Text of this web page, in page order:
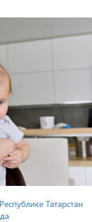
Татарстан